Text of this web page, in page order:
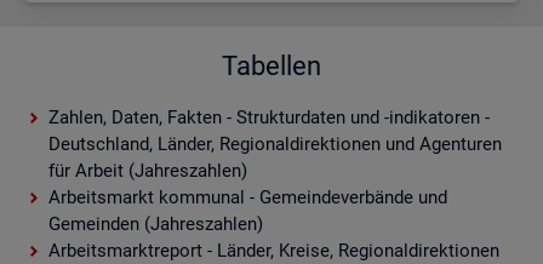
Tabellen
Zahlen, Daten, Fakten - Strukturdaten und -indikatoren -
Deutschland, Länder, Regionaldirektionen und Agenturen
für Arbeit (Jahreszahlen)
Arbeitsmarkt kommunal - Gemeindeverbände und
Gemeinden (Jahreszahlen)
Arbeitsmarktreport - Länder, Kreise, Regionaldirektionen